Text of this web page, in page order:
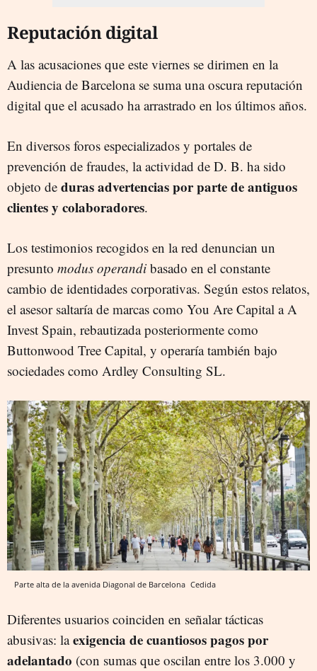
Reputación digital
A las acusaciones que este viernes se dirimen en la
Audiencia de Barcelona se suma una oscura reputación
digital que el acusado ha arrastrado en los últimos años.
En diversos foros especializados y portales de
prevención de fraudes, la actividad de D. B. ha sido
objeto de duras advertencias por parte de antiguos
clientes y colaboradores.
Los testimonios recogidos en la red denuncian un
presunto modus operandi basado en el constante
cambio de identidades corporativas. Según estos relatos,
el asesor saltaría de marcas como You Are Capital a A
Invest Spain, rebautizada posteriormente como
Buttonwood Tree Capital, y operaría también bajo
sociedades como Ardley Consulting SL.
Parte alta de la avenida Diagonal de Barcelona Cedida
Diferentes usuarios coinciden en señalar tácticas
abusivas: laexigencia de cuantiosos pagos por
adelantado (con sumas que oscilan entre los 3.000 y